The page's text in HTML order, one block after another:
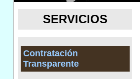
SERVICIOS
Contratación
Transparente